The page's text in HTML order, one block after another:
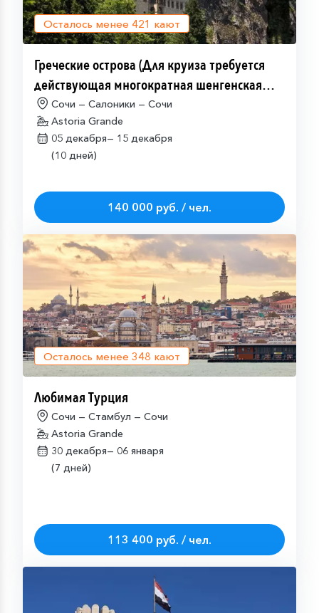
Осталось менее 421 кают
Греческие острова (Для круиза требуется
действующая многократная шенгенская
виза)Сочи — Салоники — Сочи
Astoria Grande
05 декабря— 15 декабря
(10 дней)
140 000 руб. / чел.
Осталось менее 348 кают
Любимая Турция
Сочи — Стамбул — Сочи
Astoria Grande
30 декабря— 06 января
(7 дней)
113 400 руб. / чел.